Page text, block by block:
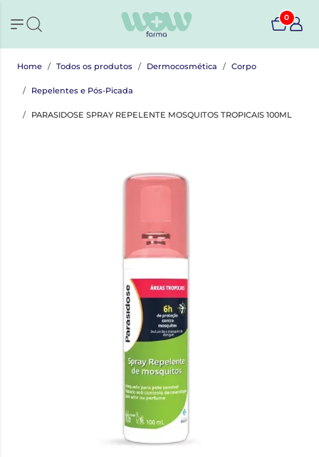
0
Home Todos os produtos Dermocosmética Corpo
Repelentes e Pós-Picada
PARASIDOSE SPRAY REPELENTE MOSQUITOS TROPICAIS 100ML